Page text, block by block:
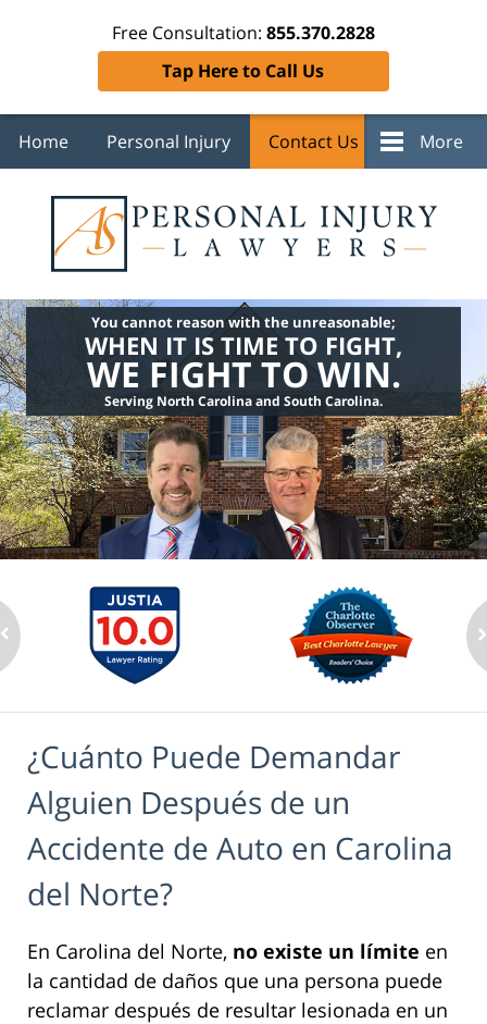
Free Consultation: 855.370.2828
Tap Here to Call Us
Home Personal Injury Contact Us More
You cannot reason with the unreasonable;
WHEN IT IS TIME TO FIGHT,
WE FIGHT TO WIN.
Serving North Carolina and South Carolina.
¿Cuánto Puede Demandar
Alguien Después de un
Accidente de Auto en Carolina
del Norte?
En Carolina del Norte, no existe un límite en
la cantidad de daños que una persona puede
reclamar después de resultar lesionada en un